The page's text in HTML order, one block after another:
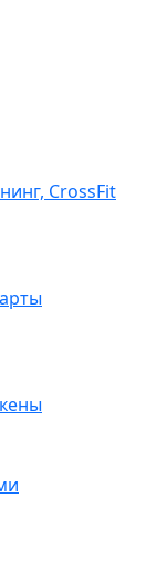
CrossFit